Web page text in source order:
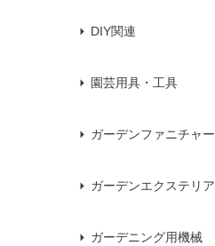
DIY関連
園芸用具・工具
ガーデンファニチャー
ガーデンエクステリア
ガーデニング用機械